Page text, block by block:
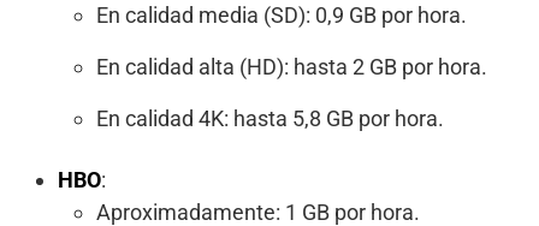
En calidad media (SD): 0,9 GB por hora.
En calidad alta (HD): hasta 2 GB por hora.
En calidad 4K: hasta 5,8 GB por hora.
HBO:
Aproximadamente: 1 GB por hora.